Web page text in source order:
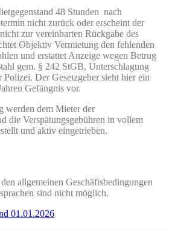
48 Stunden nach
nicht zurück oder erscheint der
zur vereinbarten Rückgabe des
Objektiv Vermietung den fehlenden
und erstattet Anzeige wegen Betrug
gem. § 242 StGB, Unterschlagung
Der Gesetzgeber sieht hier ein
Gefängnis vor.
werden dem Mieter der
die Verspätungsgebühren in vollem
und aktiv eingetrieben.
allgemeinen Geschäftsbedingungen
sind nicht möglich.
01.01.2026